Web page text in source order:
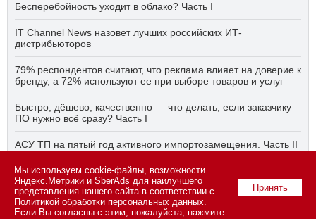
Бесперебойность уходит в облако? Часть I
IT Channel News назовет лучших российских ИТ-
дистрибьюторов
79% респондентов считают, что реклама влияет на доверие к
бренду, а 72% используют ее при выборе товаров и услуг
Быстро, дёшево, качественно — что делать, если заказчику
ПО нужно всё сразу? Часть I
АСУ ТП на пятый год активного импортозамещения. Часть II
Бесперебойность уходит в облако? Часть II
© 2026 ООО «СК ПРЕСС».Политика конфиденциальности
Принять
Мы используем cookie-файлы, возможности
Яндекс.Метрики и SberAds для наилучшего
представления нашего сайта в соответствии с
Политикой обработки персональных данных.
Если Вы согласны с этим, пожалуйста, нажмите